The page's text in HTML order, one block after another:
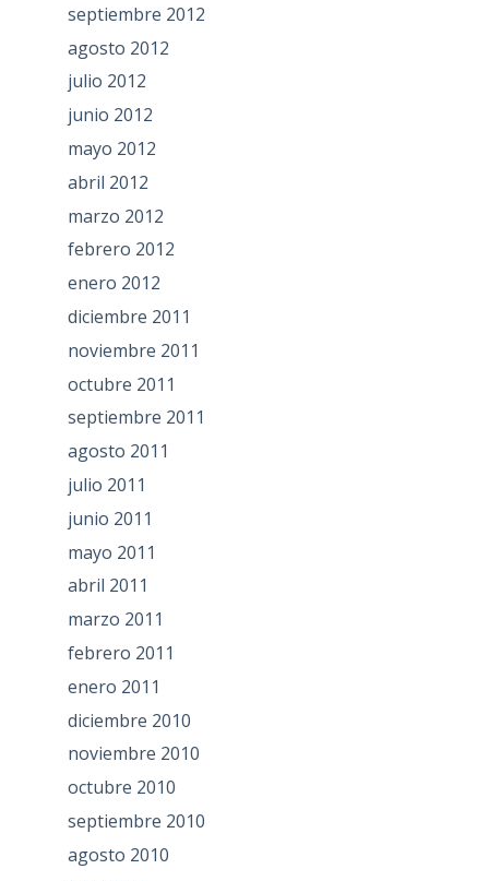
septiembre 2012
agosto 2012
julio 2012
junio 2012
mayo 2012
abril 2012
marzo 2012
febrero 2012
enero 2012
diciembre 2011
noviembre 2011
octubre 2011
septiembre 2011
agosto 2011
julio 2011
junio 2011
mayo 2011
abril 2011
marzo 2011
febrero 2011
enero 2011
diciembre 2010
noviembre 2010
octubre 2010
septiembre 2010
agosto 2010